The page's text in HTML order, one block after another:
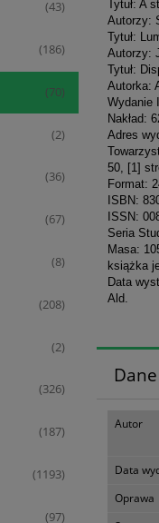
(43)
(186)
(70)
(2)
(36)
(67)
(8)
(208)
(2)
(326)
(187)
(1193)
(97)
Tytuł: A
Autorzy:
Tytuł:
Autorzy:
Tytuł:
Autorka:
Wydanie I
Nakład:
Adres
50, [1]
Format:
ISBN:
ISSN:
Seria
Masa:
książka
Data
Ald.
Autor
Data
Oprawa